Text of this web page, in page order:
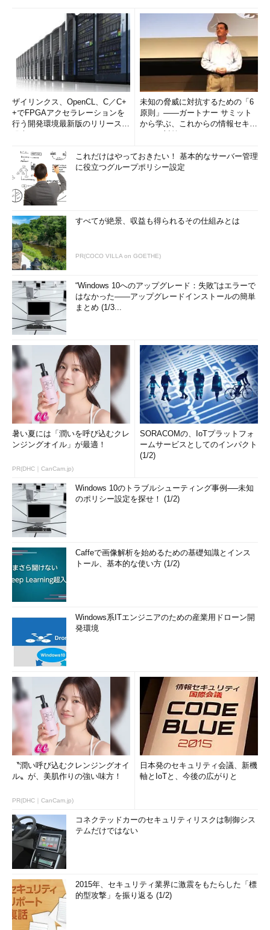
ザイリンクス、OpenCL、C／C+
+でFPGAアクセラレーションを
行う開発環境最新版のリリースを
未知の脅威に対抗するための「6
原則」――ガートナー サミット
から学ぶ、これからの情報セキュ
これだけはやっておきたい！ 基本的なサーバー管理
に役立つグループポリシー設定
すべてが絶景、収益も得られるその仕組みとは
PR(COCO VILLA on GOETHE)
“Windows 10へのアップグレード：失敗”はエラーで
はなかった――アップグレードインストールの簡単
まとめ (1/3...
暑い夏には「潤いを呼び込むクレ
ンジングオイル」が最適！
PR(DHC｜CanCam.jp)
SORACOMの、IoTプラットフォ
ームサービスとしてのインパクト
(1/2)
Windows 10のトラブルシューティング事例──未知
のポリシー設定を探せ！ (1/2)
Caffeで画像解析を始めるための基礎知識とインス
トール、基本的な使い方 (1/2)
Windows系ITエンジニアのための産業用ドローン開
発環境
〝潤い呼び込むクレンジングオイ
ル〟が、美肌作りの強い味方！
PR(DHC｜CanCam.jp)
日本発のセキュリティ会議、新機
軸とIoTと、今後の広がりと
コネクテッドカーのセキュリティリスクは制御シス
テムだけではない
2015年、セキュリティ業界に激震をもたらした「標
的型攻撃」を振り返る (1/2)